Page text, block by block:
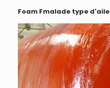
FoamFmaladetype d'aile